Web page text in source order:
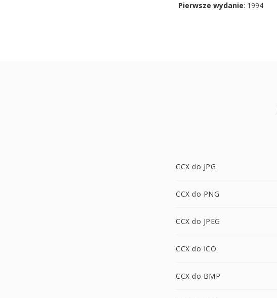
Pierwsze wydanie: 1994
CCX do JPG
CCX do PNG
CCX do JPEG
CCX do ICO
CCX do BMP